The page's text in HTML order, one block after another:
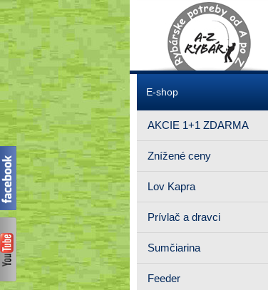
E-shop
AKCIE 1+1 ZDARMA
Znížené ceny
Lov Kapra
Prívlač a dravci
Sumčiarina
Feeder